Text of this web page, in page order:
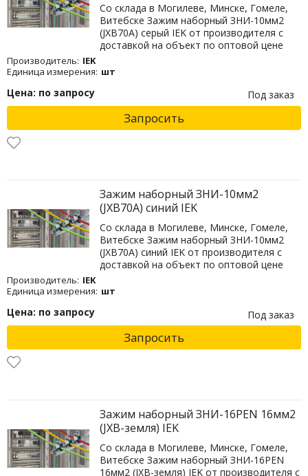
Со склада в Могилеве, Минске, Гомеле,
Витебске Зажим наборный ЗНИ-10мм2
(JXB70А) серый IEK от производителя с
доставкой на объект по оптовой цене
Производитель: IEK
Единица измерения: шт
Цена: по запросу Под заказ
Запросить
Зажим наборный ЗНИ-10мм2
(JXB70А) синий IEK
Со склада в Могилеве, Минске, Гомеле,
Витебске Зажим наборный ЗНИ-10мм2
(JXB70А) синий IEK от производителя с
доставкой на объект по оптовой цене
Производитель: IEK
Единица измерения: шт
Цена: по запросу Под заказ
Запросить
Зажим наборный ЗНИ-16PEN 16мм2
(JXB-земля) IEK
Со склада в Могилеве, Минске, Гомеле,
Витебске Зажим наборный ЗНИ-16PEN
16мм2 (JXB-земля) IEK от производителя с